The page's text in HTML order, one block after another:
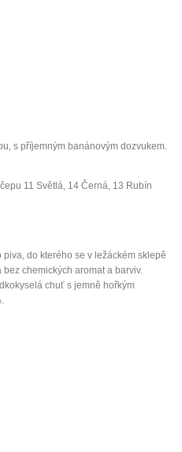
s příjemným banánovým dozvukem.
11 Světlá, 14 Černá, 13 Rubín
do kterého se v ležáckém sklepě
chemických aromat a barviv.
chuť s jemně hořkým